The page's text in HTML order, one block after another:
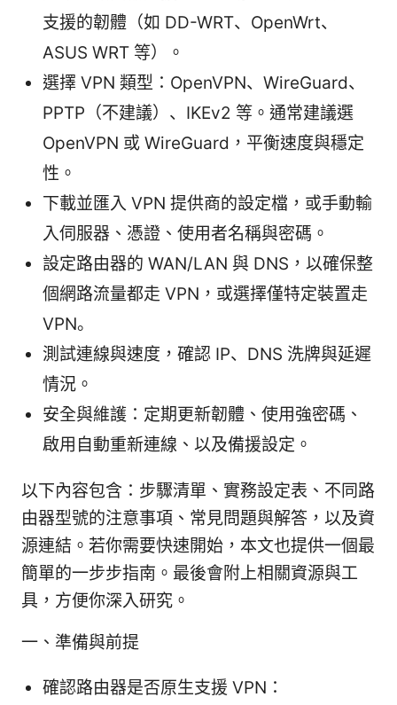
支援的韌體（如 DD-WRT、OpenWrt、
ASUS WRT 等）。
選擇 VPN 類型：OpenVPN、WireGuard、
PPTP（不建議）、IKEv2 等。通常建議選
OpenVPN 或 WireGuard，平衡速度與穩定
性。
下載並匯入 VPN 提供商的設定檔，或手動輸
入伺服器、憑證、使用者名稱與密碼。
設定路由器的 WAN/LAN 與 DNS，以確保整
個網路流量都走 VPN，或選擇僅特定裝置走
VPN。
測試連線與速度，確認 IP、DNS 洗牌與延遲
情況。
安全與維護：定期更新韌體、使用強密碼、
啟用自動重新連線、以及備援設定。
以下內容包含：步驟清單、實務設定表、不同路
由器型號的注意事項、常見問題與解答，以及資
源連結。若你需要快速開始，本文也提供一個最
簡單的一步步指南。最後會附上相關資源與工
具，方便你深入研究。
一、準備與前提
確認路由器是否原生支援 VPN：